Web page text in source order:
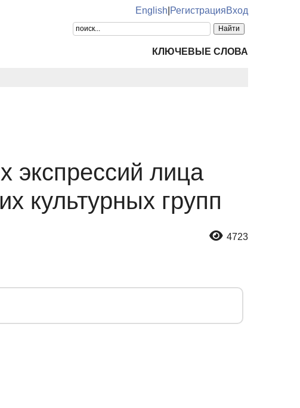
English РегистрацияВход
КЛЮЧЕВЫЕ СЛОВА
экспрессий лица
культурных групп
4723